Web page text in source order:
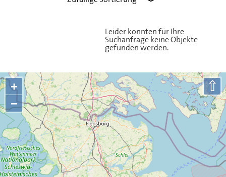
Leider konnten für Ihre
Suchanfrage keine Objekte
gefunden werden.
+
−
⇧